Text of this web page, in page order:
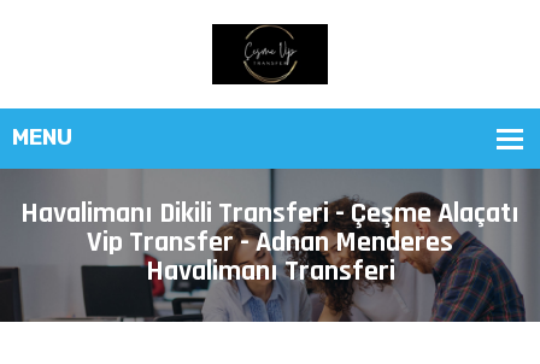
Havalimanı Dikili Transferi - Çeşme Alaçatı
Vip Transfer - Adnan Menderes
Havalimanı Transferi